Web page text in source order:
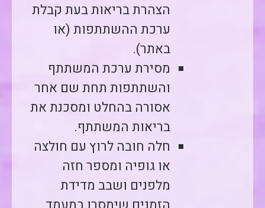
הצהרת בריאות בעת קבלת
ערכת ההשתתפות (או
באתר).
מסירת ערכת המשתתף
והשתתפות תחת שם אחר
אסורה בהחלט ומסכנת את
בריאות המשתתף.
חלה חובה לרוץ עם חולצה
או גופיה ומספר חזה
מלפנים ושבב מדידת